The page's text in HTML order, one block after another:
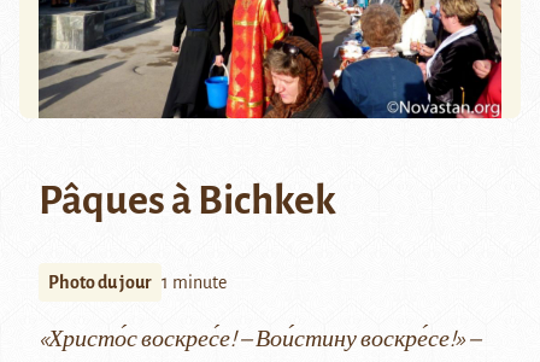
Pâques à Bichkek
Photo du jour 1 minute
«Христо́с воскрес́е! –Вои́стину воскре́се!» –